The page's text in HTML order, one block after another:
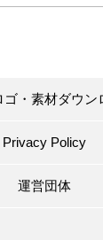
ゴ・素材ダウン
Privacy Policy
運営団体